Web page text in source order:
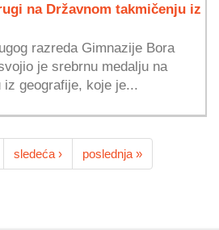
na Državnom takmičenju iz
razreda Gimnazije Bora
je srebrnu medalju na
geografije, koje je...
sledeća › poslednja »